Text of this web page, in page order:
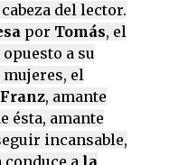
del lector.
por Tomás, el
a su
el
Franz, amante
ésta, amante
incansable,